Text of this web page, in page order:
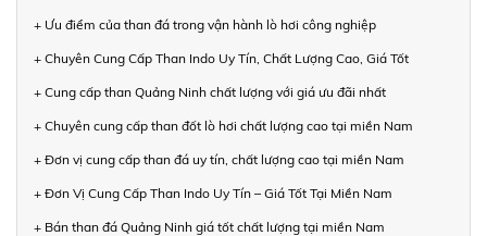
+ Ưu điểm của than đá trong vận hành lò hơi công nghiệp
+ Chuyên Cung Cấp Than Indo Uy Tín, Chất Lượng Cao, Giá Tốt
+ Cung cấp than Quảng Ninh chất lượng với giá ưu đãi nhất
+ Chuyên cung cấp than đốt lò hơi chất lượng cao tại miền Nam
+ Đơn vị cung cấp than đá uy tín, chất lượng cao tại miền Nam
+ Đơn Vị Cung Cấp Than Indo Uy Tín – Giá Tốt Tại Miền Nam
+ Bán than đá Quảng Ninh giá tốt chất lượng tại miền Nam